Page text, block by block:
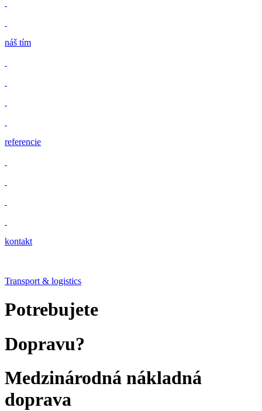
náš tím
referencie
kontakt
Transport & logistics
Potrebujete
Dopravu?
Medzinárodná nákladná
doprava